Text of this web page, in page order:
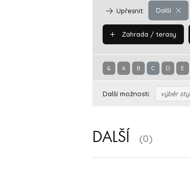
Další
Upřesnit:
Zahrada / terasy
& A B C D E
Další možnosti: výběr
DALŠÍ (0)